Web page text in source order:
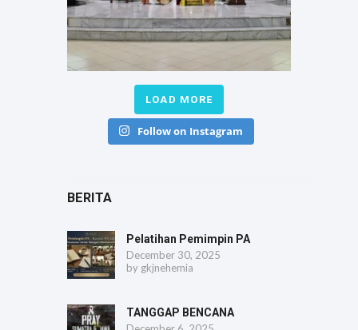
LOAD MORE
Follow on Instagram
BERITA
Pelatihan Pemimpin PA
December 30, 2025
by gkjnehemia
TANGGAP BENCANA